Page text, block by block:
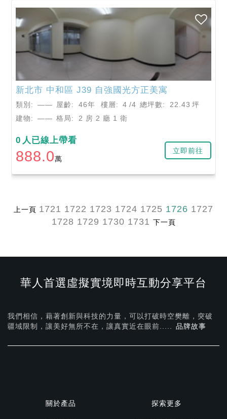
新北市 中和區 J39 自強國光方正美寓
類別: —— 屋齡: 46年 樓層: 4 /4 總坪數: 22.43 坪
建物:
—— 格局: 2 房 2 廳 1 衛
0 人已線上帶看
888.0萬
立即前往
上一頁 1721 1722 1723 1724 1725 1726 1727
1728 1729 1730 1731 下一頁
華人首選虛擬實境即時互動分享平台
我們相信，藉著創新與科技的力量，可以打破時空樊離，突破
疆域限制，讓美好無所不在， 讓真實近在眼前..... 品牌故事
關於產品 探索更多